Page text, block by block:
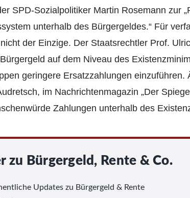
SPD-Sozialpolitiker Martin Rosemann zur
unterhalb des Bürgergeldes.“ Für
der Einzige. Der Staatsrechtler Prof.
auf dem Niveau des
geringere Ersatzzahlungen einzuführen.
im Nachrichtenmagazin „Der
Zahlungen unterhalb des
zu Bürgergeld, Rente & Co.
Updates zu Bürgergeld & Rente